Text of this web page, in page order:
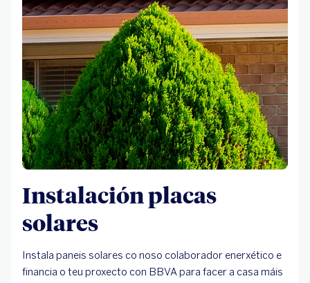
Instalación placas
solares
Instala paneis solares co noso colaborador enerxético e
financia o teu proxecto con BBVA para facer a casa máis